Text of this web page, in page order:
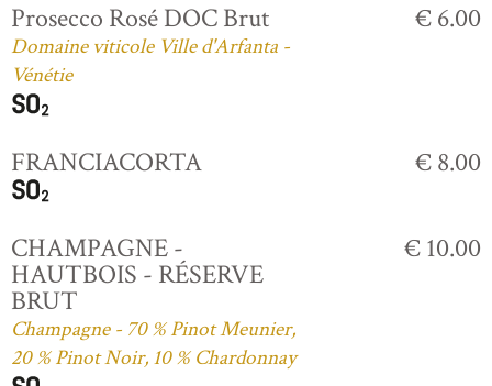
Prosecco Rosé DOC Brut
Domaine viticole Ville d'Arfanta -
Vénétie
€ 6.00
FRANCIACORTA € 8.00
CHAMPAGNE -
HAUTBOIS - RÉSERVE
BRUT
Champagne - 70 % Pinot Meunier,
20 % Pinot Noir, 10 % Chardonnay
€ 10.00